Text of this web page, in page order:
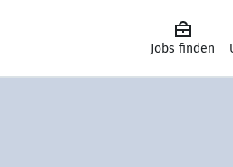
Jobs finden